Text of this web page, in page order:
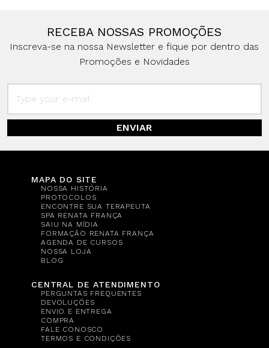
RECEBA NOSSAS PROMOÇÕES
Inscreva-se na nossa Newsletter e fique por dentro das
Promoções e Novidades
ENVIAR
MAPA DO SITE
NOSSA HISTÓRIA
PROTOCOLOS
ENCONTRE SUA TERAPEUTA
SPA RENATA FRANÇA
SAIU NA MÍDIA
FORMAÇÃO RENATA FRANÇA
AGENDA DE CURSOS
NOSSA LOJA
BLOG
CENTRAL DE ATENDIMENTO
PERGUNTAS FREQUENTES
DEVOLUÇÕES
ENVIO E ENTREGA
COMPRA
FALE CONOSCO
TERMOS E CONDIÇÕES